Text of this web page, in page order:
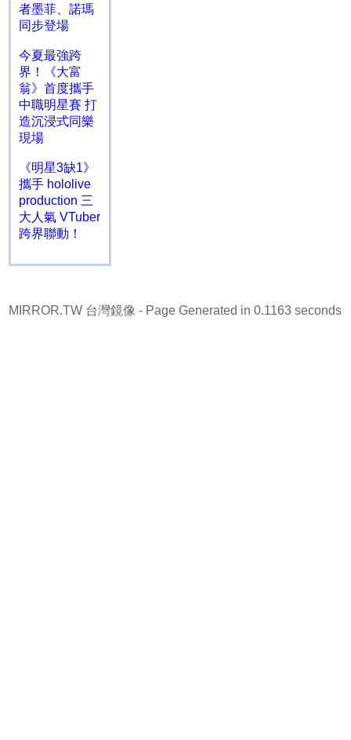
者墨菲、諾瑪
同步登場
今夏最強跨
界！《大富
翁》首度攜手
中職明星賽 打
造沉浸式同樂
現場
《明星3缺1》
攜手 hololive
production 三
大人氣 VTuber
跨界聯動！
MIRROR.TW 台灣鏡像 - Page Generated in 0.1163 seconds